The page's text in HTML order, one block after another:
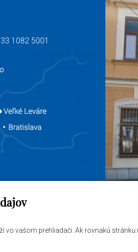
vašom prehliadači. Ak rovnakú
1082 5001